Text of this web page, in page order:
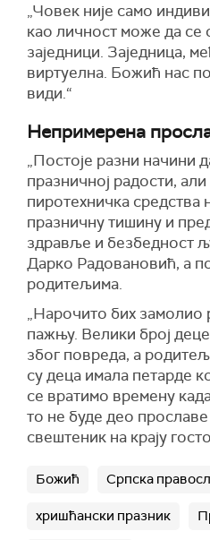
„Човек није само
као личност може да се
заједници. Заједница,
виртуелна. Божић нас
види.“
Непримерена
„Постоје разни начини
празничној радости,
пиротехничка средства
празничну тишину и
здравље и безбедност
Дарко Радовановић, а
родитељима.
„Нарочито бих замолио
пажњу. Велики број
због повреда, а
су деца имала петарде
се вратимо времену
то не буде део
свештеник на крају
Божић Српска
хришћански празник